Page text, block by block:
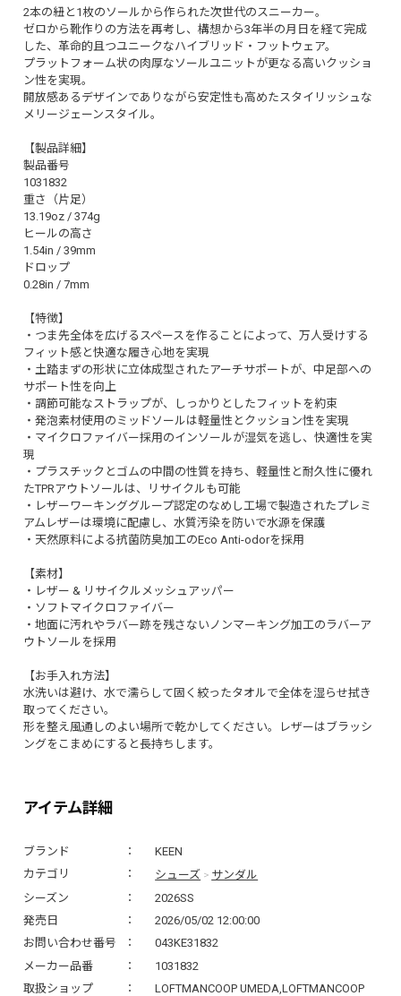
アイテム詳細
ブランド
KEEN
カテゴリ
シューズ > サンダル
シーズン
2026SS
発売日
2026/05/02 12:00:00
お問い合わせ番号
043KE31832
メーカー品番
1031832
取扱ショップ
LOFTMANCOOP UMEDA,LOFTMANCOOP
2本の紐と1枚のソールから作られた次世代のスニーカー。
ゼロから靴作りの方法を再考し、構想から3年半の月日を経て完成
した、革命的且つユニークなハイブリッド・フットウェア。
プラットフォーム状の肉厚なソールユニットが更なる高いクッショ
ン性を実現。
開放感あるデザインでありながら安定性も高めたスタイリッシュな
メリージェーンスタイル。
【製品詳細】
製品番号
1031832
重さ（片足）
13.19oz / 374g
ヒールの高さ
1.54in / 39mm
ドロップ
0.28in / 7mm
【特徴】
・つま先全体を広げるスペースを作ることによって、万人受けする
フィット感と快適な履き心地を実現
・土踏まずの形状に立体成型されたアーチサポートが、中足部への
サポート性を向上
・調節可能なストラップが、しっかりとしたフィットを約束
・発泡素材使用のミッドソールは軽量性とクッション性を実現
・マイクロファイバー採用のインソールが湿気を逃し、快適性を実
現
・プラスチックとゴムの中間の性質を持ち、軽量性と耐久性に優れ
たTPRアウトソールは、リサイクルも可能
・レザーワーキンググループ認定のなめし工場で製造されたプレミ
アムレザーは環境に配慮し、水質汚染を防いで水源を保護
・天然原料による抗菌防臭加工のEco Anti-odorを採用
【素材】
・レザー & リサイクルメッシュアッパー
・ソフトマイクロファイバー
・地面に汚れやラバー跡を残さないノンマーキング加工のラバーア
ウトソールを採用
【お手入れ方法】
水洗いは避け、水で濡らして固く絞ったタオルで全体を湿らせ拭き
取ってください。
形を整え風通しのよい場所で乾かしてください。レザーはブラッシ
ングをこまめにすると長持ちします。